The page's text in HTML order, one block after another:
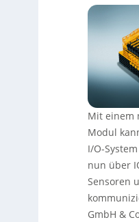
Mit einem
Modul
I/O-
nun über
Sensoren
GmbH &